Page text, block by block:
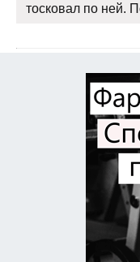
тосковал по ней.